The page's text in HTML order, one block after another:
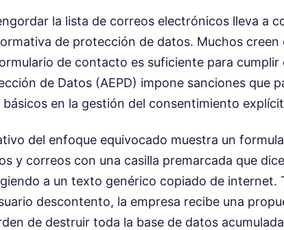
la lista de correos electrónicos lleva a
de protección de datos. Muchos creen
de contacto es suficiente para cumplir
de Datos (AEPD) impone sanciones que
en la gestión del consentimiento
del enfoque equivocado muestra un
y correos con una casilla premarcada que
a un texto genérico copiado de internet.
descontento, la empresa recibe una
de destruir toda la base de datos